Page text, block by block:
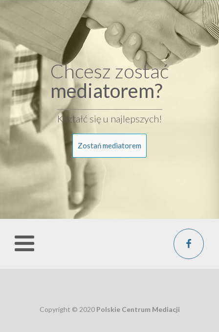
Chcesz zostać
mediatorem?
Kształć się u najlepszych!
Zostań mediatorem
Copyright © 2020 Polskie Centrum Mediacji